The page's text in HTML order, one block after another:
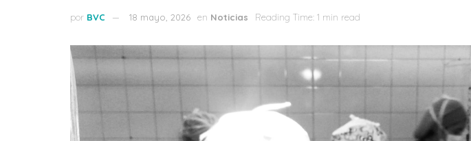
por BVC 18 mayo, 2026 en Noticias Reading Time: 1 min read